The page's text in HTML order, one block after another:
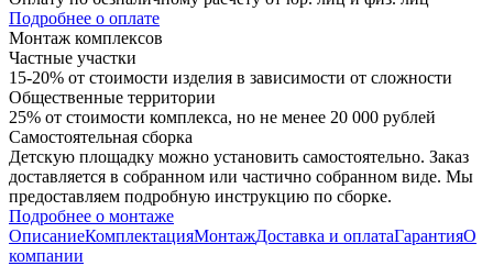
Подробнее о оплате
Монтаж комплексов
Частные участки
15-20% от стоимости изделия в зависимости от сложности
Общественные территории
25% от стоимости комплекса, но не менее 20 000 рублей
Самостоятельная сборка
Детскую площадку можно установить самостоятельно. Заказ
доставляется в собранном или частично собранном виде. Мы
предоставляем подробную инструкцию по сборке.
Подробнее о монтаже
ОписаниеКомплектацияМонтажДоставка и оплатаГарантияО
компании